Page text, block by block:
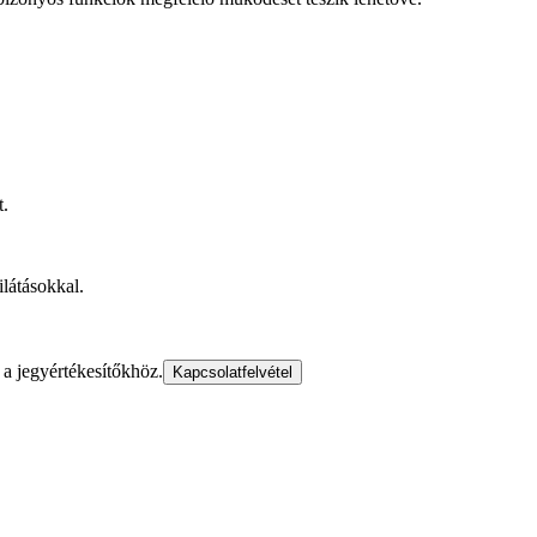
jegyértékesítőkhöz.
Kapcsolatfelvétel